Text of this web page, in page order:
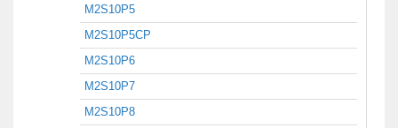
M2S10P5
M2S10P5CP
M2S10P6
M2S10P7
M2S10P8